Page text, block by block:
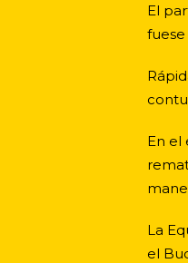
El
fuese
En el
La
el